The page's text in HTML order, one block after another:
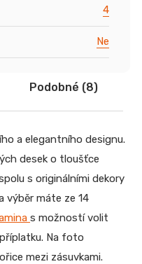
4
Ne
Podobné (8)
a elegantního designu.
desek o tloušťce
s originálními dekory
výběr máte ze 14
s možností volit
Na foto
mezi zásuvkami.